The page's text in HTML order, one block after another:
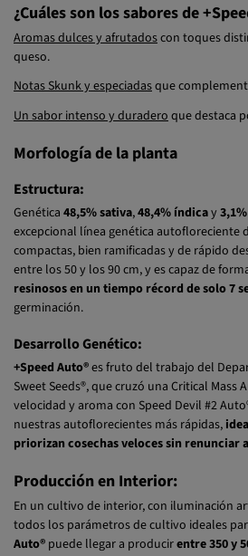
Aromas dulces y afrutadoscon toques
queso.
Notas Skunk y especiadas
Un sabor intenso y duradero
que destaca
Genética48,5% sativa
excepcional línea genética autofloreciente
compactas, bien ramificadas y de rápido
entre los 50 y los 90 cm, y es capaz de
resinosos en un tiempo récord de solo 7
germinación.
+Speed Auto®es fruto del trabajo del
Sweet Seeds®, que cruzó una Critical Mass
velocidad y aroma con Speed Devil #2
nuestras autoflorecientes más rápidas,
priorizan cosechas veloces sin renunciar
En un cultivo de interior, con iluminación
todos los parámetros de cultivo ideales
Auto® puede llegar a producirentre 350 y
cuadrado.